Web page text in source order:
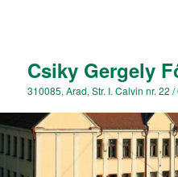
Csiky Gergely
310085, Arad, Str. I. Calvin nr. 22